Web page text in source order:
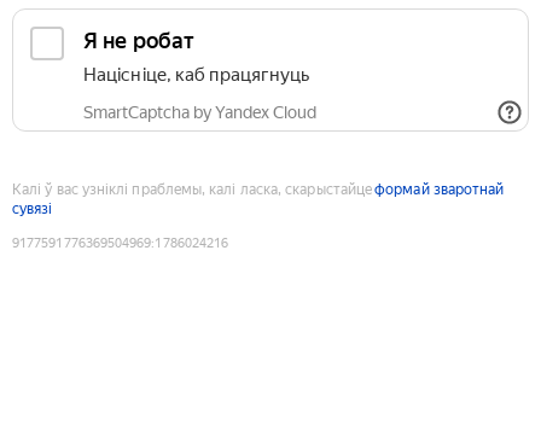
Я не робат
Націсніце, каб працягнуць
SmartCaptcha by Yandex Cloud
Калі ў вас узніклі праблемы, калі ласка, скарыстайцеформай зваротнай
сувязі
9177591776369504969:1786024216